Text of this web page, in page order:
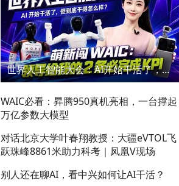
世界人工智能大会：AI开始干活了，但到底干的怎么样？萌新闯WAIC
WAIC必看：昇腾950真机亮相，一台撑起
万亿参数大模型
对话北京大学叶春翔教授：大疆eVTOL飞
跃珠峰8861米助力科考｜凤凰V现场
别人还在聊AI，看中兴如何让AI干活？